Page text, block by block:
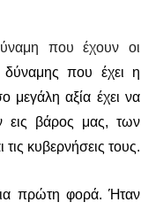
που έχουν οι
δύναμης που έχει η
αξία έχει να
εις βάρος μας, των
κυβερνήσεις τους.
πρώτη φορά. Ήταν